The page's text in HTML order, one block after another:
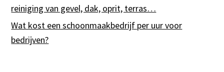
reiniging van gevel, dak, oprit, terras…
Wat kost een schoonmaakbedrijf per uur voor
bedrijven?